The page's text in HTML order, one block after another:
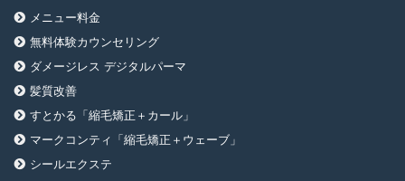
メニュー料金
無料体験カウンセリング
ダメージレス デジタルパーマ
髪質改善
すとかる「縮毛矯正＋カール」
マークコンティ「縮毛矯正＋ウェーブ」
シールエクステ